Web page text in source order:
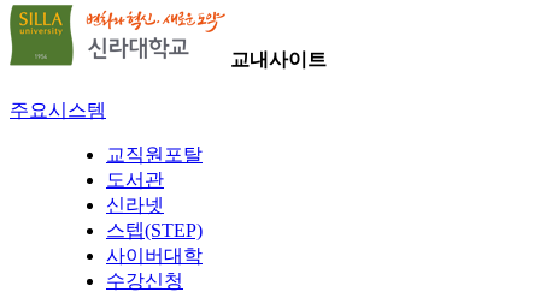
교내사이트
주요시스템
교직원포탈
도서관
신라넷
스텝(STEP)
사이버대학
수강신청